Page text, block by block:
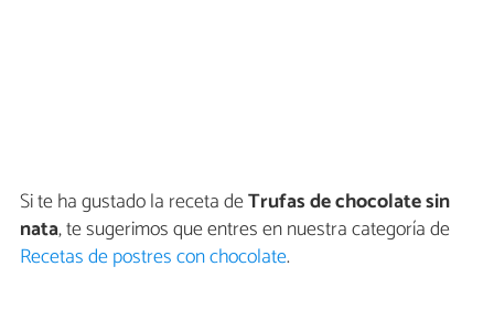
Si te ha gustado la receta deTrufas de chocolate sin
nata, te sugerimos que entres en nuestra categoría de
Recetas de postres con chocolate.